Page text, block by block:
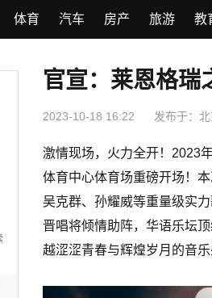
体育 汽车 房产 旅游 教
乌群星演唱会闪耀登场
官宣：莱恩格瑞
2023-10-18 16:22 发布于：
激情现场，火力全开！2023
体育中心体育场重磅开场！
吴克群、孙耀威等重量级实
晋唱将倾情助阵，华语乐坛
越涩涩青春与辉煌岁月的音乐